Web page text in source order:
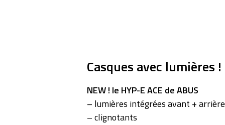
Casques avec lumières !
NEW ! le HYP-E ACE de ABUS
– lumières intégrées avant + arrière
– clignotants